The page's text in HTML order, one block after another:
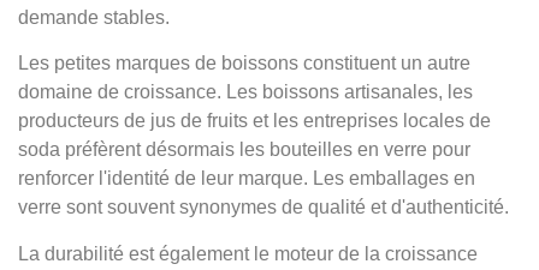
demande stables.
Les petites marques de boissons constituent un autre
domaine de croissance. Les boissons artisanales, les
producteurs de jus de fruits et les entreprises locales de
soda préfèrent désormais les bouteilles en verre pour
renforcer l'identité de leur marque. Les emballages en
verre sont souvent synonymes de qualité et d'authenticité.
La durabilité est également le moteur de la croissance